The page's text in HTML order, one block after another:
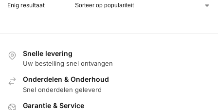
Enig resultaat
Snelle levering
Uw bestelling snel ontvangen
Onderdelen & Onderhoud
Snel onderdelen geleverd
Garantie & Service